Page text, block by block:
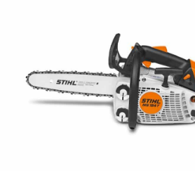
Honda ATV
Kawasaki ATV/UTV